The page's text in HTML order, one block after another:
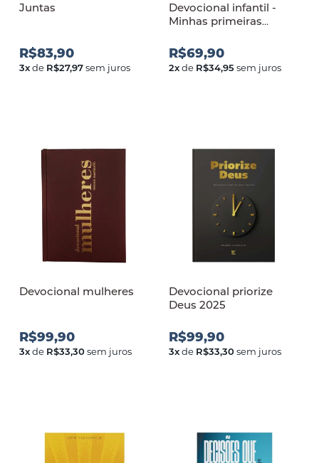
Juntas
R$83,90
3xde R$27,97sem juros
Devocional infantil -
Minhas primeiras
R$69,90
2xde R$34,95sem juros
Devocional mulheres
R$99,90
3xde R$33,30sem juros
Devocional priorize
Deus 2025
R$99,90
3xde R$33,30sem juros